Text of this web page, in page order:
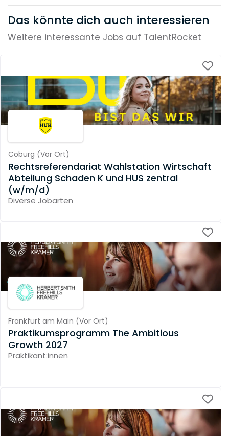
Das könnte dich auch interessieren
Weitere interessante Jobs auf TalentRocket
Coburg (Vor Ort)
Rechtsreferendariat Wahlstation Wirtschaft
Abteilung Schaden K und HUS zentral
(w/m/d)
Diverse Jobarten
Frankfurt am Main (Vor Ort)
Praktikumsprogramm The Ambitious
Growth 2027
Praktikant:innen